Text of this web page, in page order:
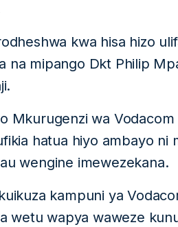
kwa hisa hizo
na mipango Dkt Philip
Mkurugenzi wa Vodacom
hatua hiyo ambayo ni
wengine imewezekana.
kampuni ya
wetu wapya waweze